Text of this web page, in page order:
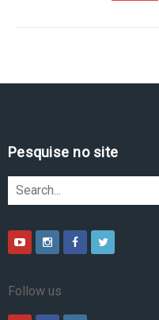
Pesquise no site
Follow us